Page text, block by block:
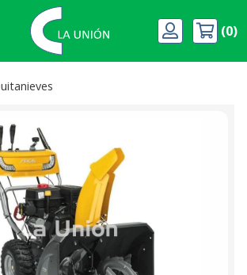
0
quitanieves